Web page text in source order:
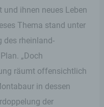
ihnen neues Leben
Thema stand unter
des rheinland-
„Doch
räumt offensichtlich
in dessen
der